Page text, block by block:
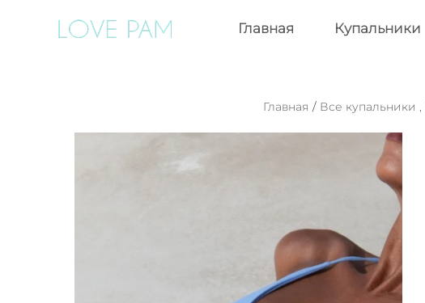
Главная Купальники
Главная / Все купальники ,